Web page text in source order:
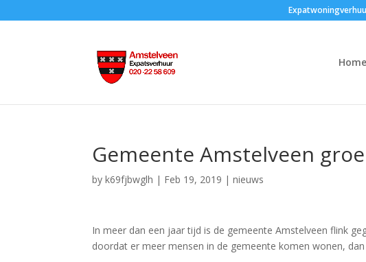
Home
Gemeente Amstelveen
byk69fjbwglh | Feb 19, 2019 |nieuws
In meer dan een jaar tijd is de gemeente Amstelveen flink
doordat er meer mensen in de gemeente komen wonen,